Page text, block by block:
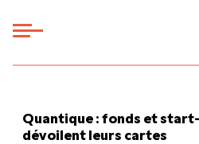
Quantique : fonds et
dévoilent leurs cartes